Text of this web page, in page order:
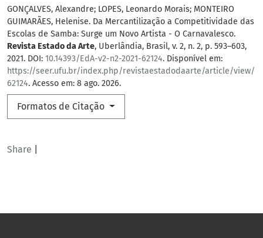
GONÇALVES, Alexandre; LOPES, Leonardo Morais; MONTEIRO
GUIMARÃES, Helenise. Da Mercantilização a Competitividade das
Escolas de Samba: Surge um Novo Artista - O Carnavalesco.
Revista Estado da Arte, Uberlândia, Brasil, v. 2, n. 2, p. 593–603,
2021. DOI: 10.14393/EdA-v2-n2-2021-62124. Disponível em:
https://seer.ufu.br/index.php/revistaestadodaarte/article/view/
62124. Acesso em: 8 ago. 2026.
Formatos de Citação
Share